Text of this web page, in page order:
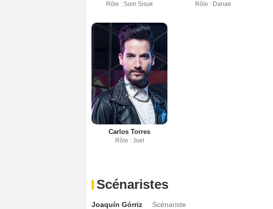
Rôle : Som Sisuk Rôle : Danae
Carlos Torres
Rôle : Joel
Scénaristes
Joaquín Górriz
Scénariste